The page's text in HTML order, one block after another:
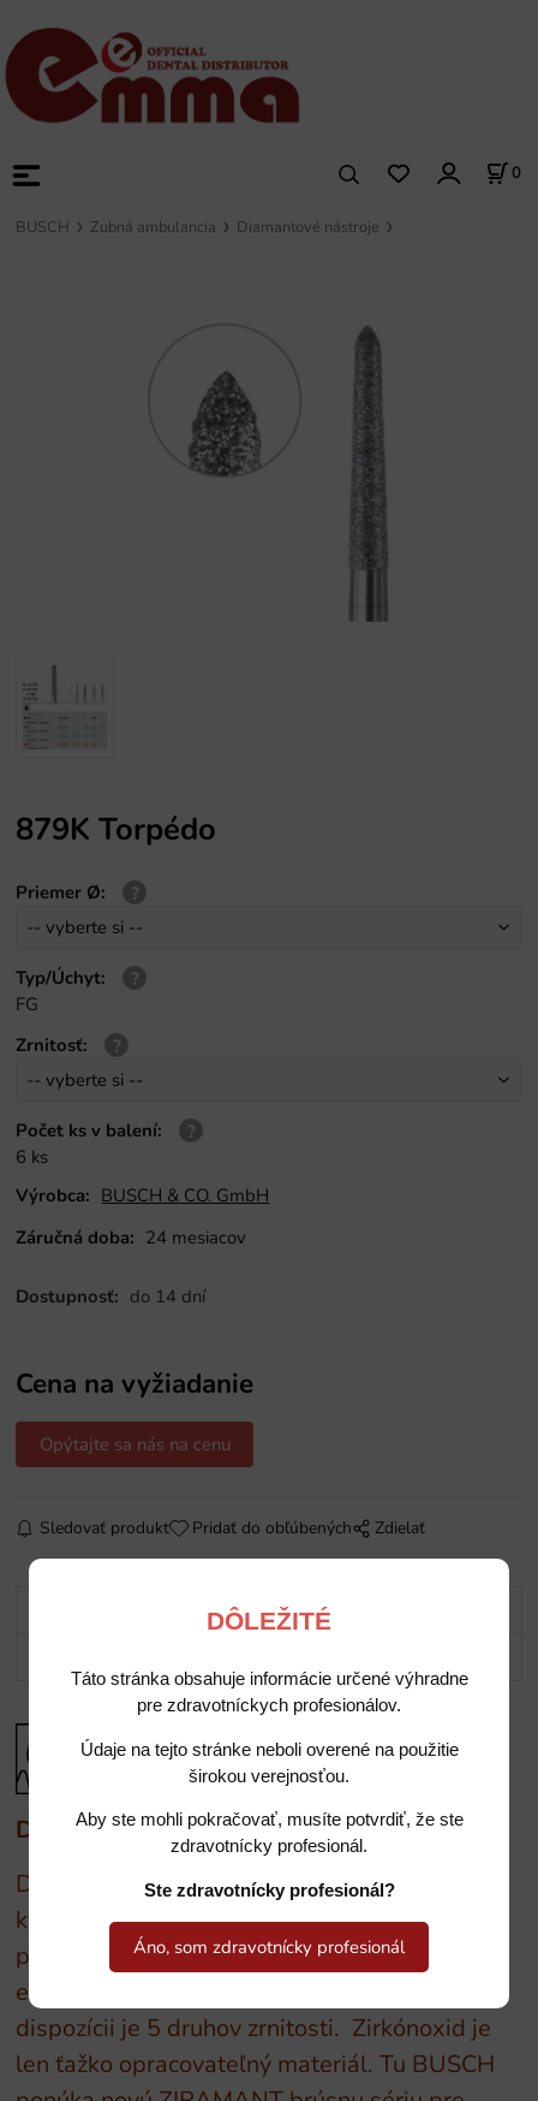
DÔLEŽITÉ
Táto stránka obsahuje informácie určené výhradne
pre zdravotníckych profesionálov.
Údaje na tejto stránke neboli overené na použitie
širokou verejnosťou.
Aby ste mohli pokračovať, musíte potvrdiť, že ste
zdravotnícky profesionál.
Ste zdravotnícky profesionál?
Áno, som zdravotnícky profesionál
0
BUSCH Zubná ambulancia Diamantové nástroje
879K Torpédo
Priemer Ø:
Typ/Úchyt:
FG
Zrnitosť:
Počet ks v balení:
6 ks
Výrobca: BUSCH & CO. GmbH
Záručná doba: 24 mesiacov
Dostupnosť: do 14 dní
Cena na vyžiadanie
Opýtajte sa nás na cenu
Sledovať produkt Pridať do obľúbených Zdielať
Popis
Diamantové nástroje BUSCH
Diamantové nástroje v osvedčenej vysokej
kvalite BUSCH. Najvyššia precíznosť. Tento
produktový program sa vyznačuje
efektívnosťou a vysokou výkonnosťou. K
dispozícii je 5 druhov zrnitosti. Zirkónoxid je
len ťažko opracovateľný materiál. Tu BUSCH